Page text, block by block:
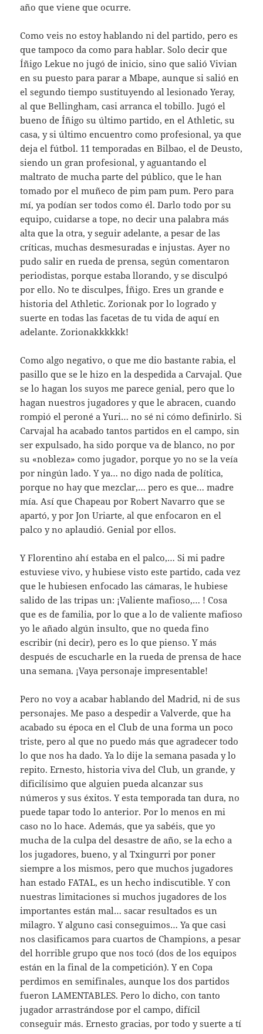
año que viene que ocurre.
Como veis no estoy hablando ni del partido, pero es
que tampoco da como para hablar. Solo decir que
Íñigo Lekue no jugó de inicio, sino que salió Vivian
en su puesto para parar a Mbape, aunque si salió en
el segundo tiempo sustituyendo al lesionado Yeray,
al que Bellingham, casi arranca el tobillo. Jugó el
bueno de Íñigo su último partido, en el Athletic, su
casa, y si último encuentro como profesional, ya que
deja el fútbol. 11 temporadas en Bilbao, el de Deusto,
siendo un gran profesional, y aguantando el
maltrato de mucha parte del público, que le han
tomado por el muñeco de pim pam pum. Pero para
mí, ya podían ser todos como él. Darlo todo por su
equipo, cuidarse a tope, no decir una palabra más
alta que la otra, y seguir adelante, a pesar de las
críticas, muchas desmesuradas e injustas. Ayer no
pudo salir en rueda de prensa, según comentaron
periodistas, porque estaba llorando, y se disculpó
por ello. No te disculpes, Íñigo. Eres un grande e
historia del Athletic. Zorionak por lo logrado y
suerte en todas las facetas de tu vida de aquí en
adelante. Zorionakkkkkk!
Como algo negativo, o que me dio bastante rabia, el
pasillo que se le hizo en la despedida a Carvajal. Que
se lo hagan los suyos me parece genial, pero que lo
hagan nuestros jugadores y que le abracen, cuando
rompió el peroné a Yuri… no sé ni cómo definirlo. Si
Carvajal ha acabado tantos partidos en el campo, sin
ser expulsado, ha sido porque va de blanco, no por
su «nobleza» como jugador, porque yo no se la veía
por ningún lado. Y ya… no digo nada de política,
porque no hay que mezclar,… pero es que… madre
mía. Así que Chapeau por Robert Navarro que se
apartó, y por Jon Uriarte, al que enfocaron en el
palco y no aplaudió. Genial por ellos.
Y Florentino ahí estaba en el palco,… Si mi padre
estuviese vivo, y hubiese visto este partido, cada vez
que le hubiesen enfocado las cámaras, le hubiese
salido de las tripas un: ¡Valiente mafioso,… ! Cosa
que es de familia, por lo que a lo de valiente mafioso
yo le añado algún insulto, que no queda fino
escribir (ni decir), pero es lo que pienso. Y más
después de escucharle en la rueda de prensa de hace
una semana. ¡Vaya personaje impresentable!
Pero no voy a acabar hablando del Madrid, ni de sus
personajes. Me paso a despedir a Valverde, que ha
acabado su época en el Club de una forma un poco
triste, pero al que no puedo más que agradecer todo
lo que nos ha dado. Ya lo dije la semana pasada y lo
repito. Ernesto, historia viva del Club, un grande, y
dificilísimo que alguien pueda alcanzar sus
números y sus éxitos. Y esta temporada tan dura, no
puede tapar todo lo anterior. Por lo menos en mi
caso no lo hace. Además, que ya sabéis, que yo
mucha de la culpa del desastre de año, se la echo a
los jugadores, bueno, y al Txingurri por poner
siempre a los mismos, pero que muchos jugadores
han estado FATAL, es un hecho indiscutible. Y con
nuestras limitaciones si muchos jugadores de los
importantes están mal… sacar resultados es un
milagro. Y alguno casi conseguimos… Ya que casi
nos clasificamos para cuartos de Champions, a pesar
del horrible grupo que nos tocó (dos de los equipos
están en la final de la competición). Y en Copa
perdimos en semifinales, aunque los dos partidos
fueron LAMENTABLES. Pero lo dicho, con tanto
jugador arrastrándose por el campo, difícil
conseguir más. Ernesto gracias, por todo y suerte a tí